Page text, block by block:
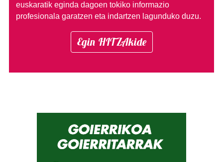
euskaratik eginda dagoen tokiko informazio
profesionala garatzen eta indartzen lagunduko duzu.
Egin HITZAkide